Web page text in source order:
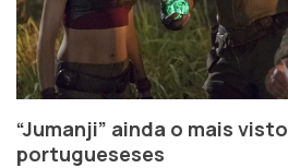
“Jumanji” ainda o mais
portugueseses